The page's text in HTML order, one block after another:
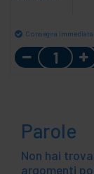
Consegna immediata
Quantità
Parole
Non hai
argomenti